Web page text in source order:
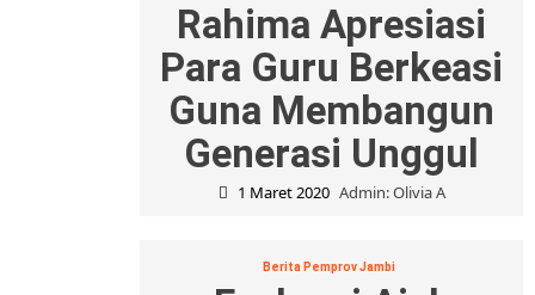
Rahima Apresiasi
Para Guru Berkeasi
Guna Membangun
Generasi Unggul
1 Maret 2020 Admin: Olivia A
Berita Pemprov Jambi